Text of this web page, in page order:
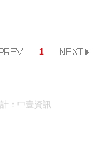
1
： 中壹資訊